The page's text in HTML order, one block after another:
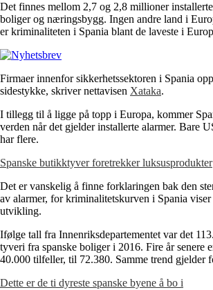
Det finnes mellom 2,7 og 2,8 millioner
boliger og næringsbygg. Ingen andre land i
er kriminaliteten i Spania blant de laveste i
Firmaer innenfor sikkerhetssektoren i Spania
sidestykke, skriver nettavisen Xataka.
I tillegg til å ligge på topp i Europa, kommer
verden når det gjelder installerte alarmer. Bare
har flere.
Spanske butikktyver foretrekker luksusprodukter
Det er vanskelig å finne forklaringen bak den
av alarmer, for kriminalitetskurven i Spania viser
utvikling.
Ifølge tall fra Innenriksdepartementet var det
tyveri fra spanske boliger i 2016. Fire år senere
40.000 tilfeller, til 72.380. Samme trend gjelder
Dette er de ti dyreste spanske byene å bo i